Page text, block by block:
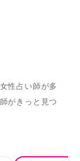
性占い師が多
がきっと見つ